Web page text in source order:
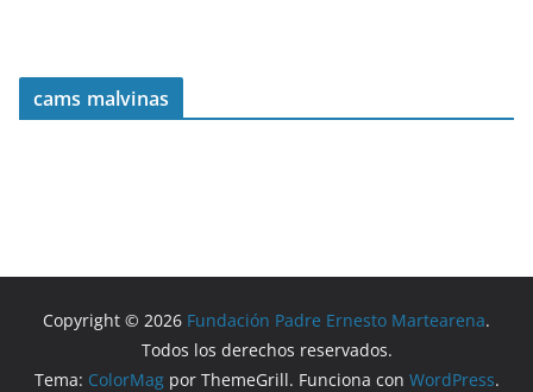
cams malvinas
Copyright © 2026 Fundación Padre Ernesto Martearena.
Todos los derechos reservados.
Tema: ColorMagpor ThemeGrill. Funciona con WordPress.